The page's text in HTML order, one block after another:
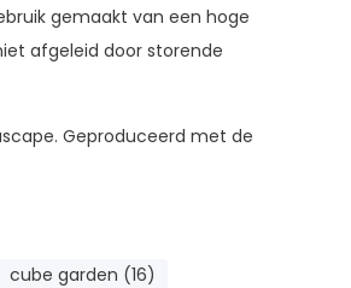
gemaakt van een hoge
afgeleid door storende
Geproduceerd met de
cube garden (16)